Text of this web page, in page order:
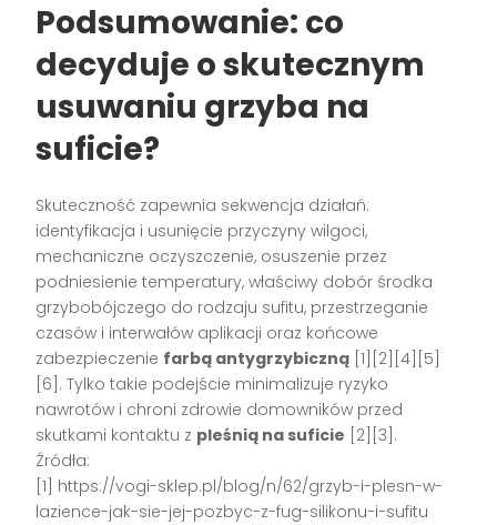
Podsumowanie: co
decyduje o skutecznym
usuwaniu grzyba na
suficie?
Skuteczność zapewnia sekwencja działań:
identyfikacja i usunięcie przyczyny wilgoci,
mechaniczne oczyszczenie, osuszenie przez
podniesienie temperatury, właściwy dobór środka
grzybobójczego do rodzaju sufitu, przestrzeganie
czasów i interwałów aplikacji oraz końcowe
zabezpieczenie farbą antygrzybiczną [1][2][4][5]
[6]. Tylko takie podejście minimalizuje ryzyko
nawrotów i chroni zdrowie domowników przed
skutkami kontaktu z pleśnią na suficie [2][3].
Źródła:
[1] https://vogi-sklep.pl/blog/n/62/grzyb-i-plesn-w-
lazience-jak-sie-jej-pozbyc-z-fug-silikonu-i-sufitu